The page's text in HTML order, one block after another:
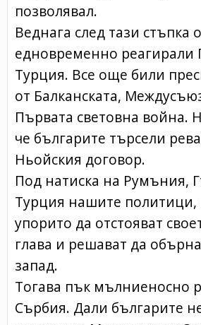
позволявал.
Веднага след тази стъпка
едновременно реагирали
Турция. Все още били
от Балканската,
Първата световна война.
че българите търсели
Ньойския договор.
Под натиска на Румъния,
Турция нашите политици,
упорито да отстояват
глава и решават да
запад.
Тогава пък мълниеносно
Сърбия. Дали българите